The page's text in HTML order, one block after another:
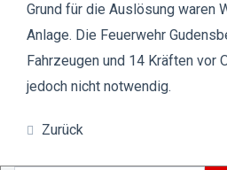
Grund für die Auslösung waren
Anlage. Die Feuerwehr
Fahrzeugen und 14 Kräften vor
jedoch nicht notwendig.
Zurück